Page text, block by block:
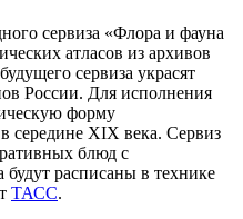
сервиза «Флора и фауна
атласов из архивов
сервиза украсят
России. Для исполнения
форму
середине XIX века. Сервиз
блюд с
расписаны в технике
ТАСС.